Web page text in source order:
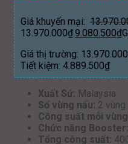
Giá khuyến mại:
13.970.000₫.9.080.500₫
Giá thị trường: 13.970.000
Tiết kiệm: 4.889.500₫
Xuất Sứ: Malaysia
Số vùng nấu: 2
Công suất mỗi
Chức năng Booster:
Tổng công suất: